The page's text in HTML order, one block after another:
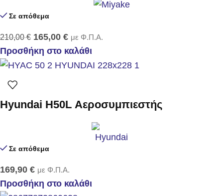
Σε απόθεμα
210,00€ 165,00 € με Φ.Π.Α.
Προσθήκη στο καλάθι
Hyundai H50L Αεροσυμπιεστής
Σε απόθεμα
169,90 € με Φ.Π.Α.
Προσθήκη στο καλάθι